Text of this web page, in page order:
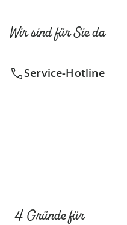
Wir sind für Sie da
Service-Hotline
4 Gründe für